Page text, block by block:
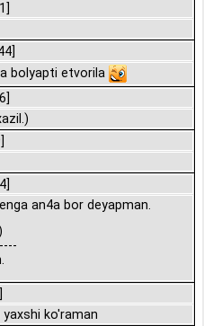
bolyapti etvorila
an4a bor deyapman.
ko'raman